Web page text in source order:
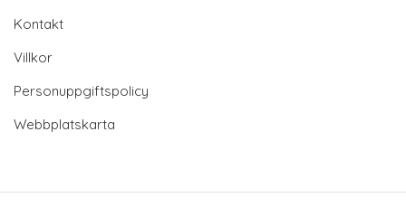
Kontakt
Villkor
Personuppgiftspolicy
Webbplatskarta